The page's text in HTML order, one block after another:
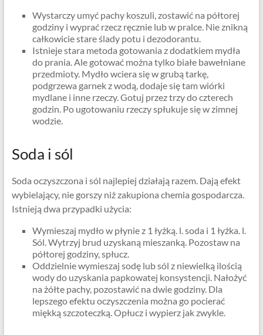
Wystarczy umyć pachy koszuli, zostawić na półtorej
godziny i wyprać rzecz ręcznie lub w pralce. Nie znikną
całkowicie stare ślady potu i dezodorantu.
Istnieje stara metoda gotowania z dodatkiem mydła
do prania. Ale gotować można tylko białe bawełniane
przedmioty. Mydło wciera się w grubą tarkę,
podgrzewa garnek z wodą, dodaje się tam wiórki
mydlane i inne rzeczy. Gotuj przez trzy do czterech
godzin. Po ugotowaniu rzeczy spłukuje się w zimnej
wodzie.
Soda i sól
Soda oczyszczona i sól najlepiej działają razem. Dają efekt
wybielający, nie gorszy niż zakupiona chemia gospodarcza.
Istnieją dwa przypadki użycia:
Wymieszaj mydło w płynie z 1 łyżką. l. soda i 1 łyżka. l.
Sól. Wytrzyj brud uzyskaną mieszanką. Pozostaw na
półtorej godziny, spłucz.
Oddzielnie wymieszaj sodę lub sól z niewielką ilością
wody do uzyskania papkowatej konsystencji. Nałożyć
na żółte pachy, pozostawić na dwie godziny. Dla
lepszego efektu oczyszczenia można go pocierać
miękką szczoteczką. Opłucz i wypierz jak zwykle.